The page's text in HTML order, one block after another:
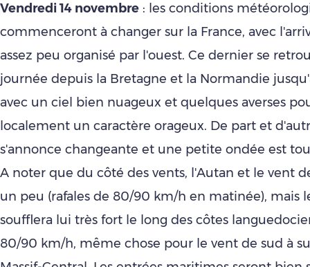
Vendredi 14 novembre : les conditions
commenceront à changer sur la France, avec
assez peu organisé par l'ouest. Ce dernier se
journée depuis la Bretagne et la Normandie
avec un ciel bien nuageux et quelques averses
localement un caractère orageux. De part et
s'annonce changeante et une petite ondée est
A noter que du côté des vents, l'Autan et le vent
un peu (rafales de 80/90 km/h en matinée), mais
soufflera lui très fort le long des côtes
80/90 km/h, même chose pour le vent de sud à